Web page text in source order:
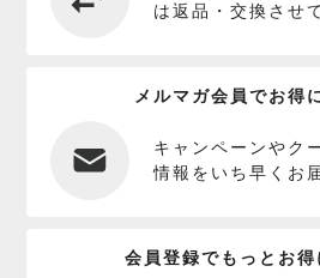
は返品・交換させ
メルマガ会員でお得
キャンペーンやク
情報をいち早くお
会員登録でもっとお得